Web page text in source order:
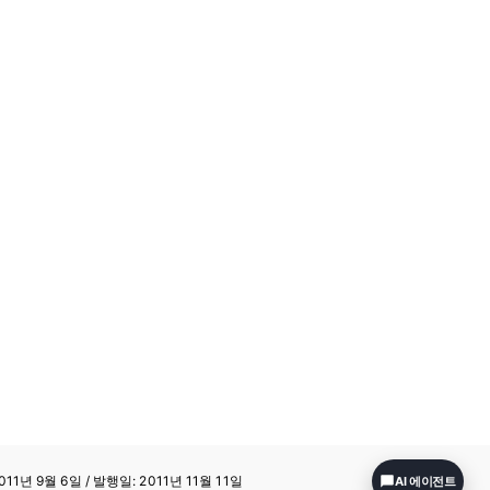
년 9월 6일 / 발행일: 2011년 11월 11일 AI 에이전트